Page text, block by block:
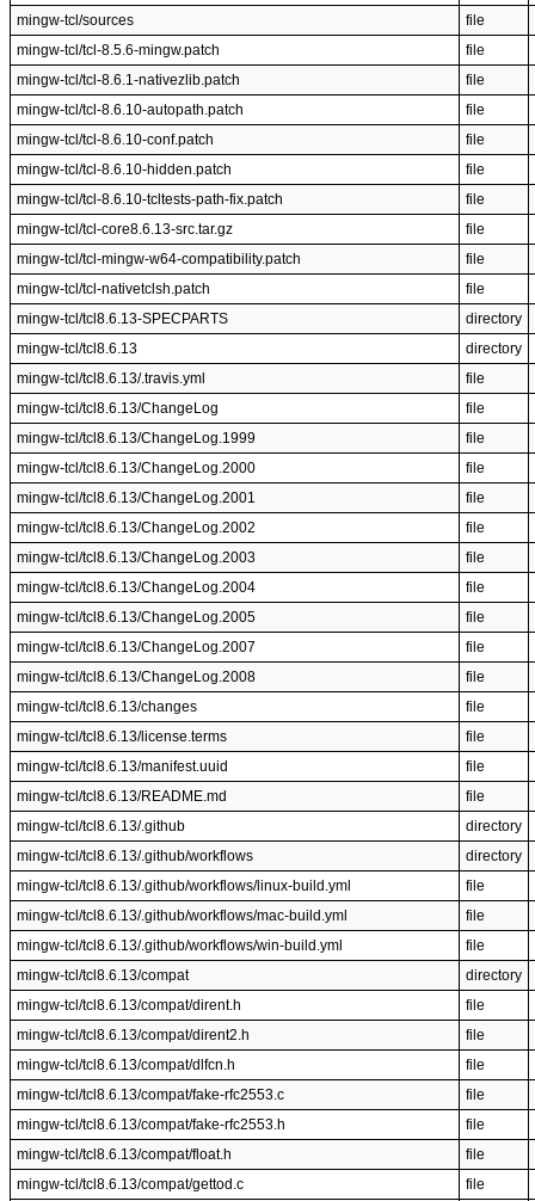
mingw-tcl/sources
file
mingw-tcl/tcl-8.5.6-mingw.patch
file
mingw-tcl/tcl-8.6.1-nativezlib.patch
file
mingw-tcl/tcl-8.6.10-autopath.patch
file
mingw-tcl/tcl-8.6.10-conf.patch
file
mingw-tcl/tcl-8.6.10-hidden.patch
file
mingw-tcl/tcl-8.6.10-tcltests-path-fix.patch
file
mingw-tcl/tcl-core8.6.13-src.tar.gz
file
mingw-tcl/tcl-mingw-w64-compatibility.patch
file
mingw-tcl/tcl-nativetclsh.patch
file
mingw-tcl/tcl8.6.13-SPECPARTS
directory
mingw-tcl/tcl8.6.13
directory
mingw-tcl/tcl8.6.13/.travis.yml
file
mingw-tcl/tcl8.6.13/ChangeLog
file
mingw-tcl/tcl8.6.13/ChangeLog.1999
file
mingw-tcl/tcl8.6.13/ChangeLog.2000
file
mingw-tcl/tcl8.6.13/ChangeLog.2001
file
mingw-tcl/tcl8.6.13/ChangeLog.2002
file
mingw-tcl/tcl8.6.13/ChangeLog.2003
file
mingw-tcl/tcl8.6.13/ChangeLog.2004
file
mingw-tcl/tcl8.6.13/ChangeLog.2005
file
mingw-tcl/tcl8.6.13/ChangeLog.2007
file
mingw-tcl/tcl8.6.13/ChangeLog.2008
file
mingw-tcl/tcl8.6.13/changes
file
mingw-tcl/tcl8.6.13/license.terms
file
mingw-tcl/tcl8.6.13/manifest.uuid
file
mingw-tcl/tcl8.6.13/README.md
file
mingw-tcl/tcl8.6.13/.github
directory
mingw-tcl/tcl8.6.13/.github/workflows
directory
mingw-tcl/tcl8.6.13/.github/workflows/linux-build.yml
file
mingw-tcl/tcl8.6.13/.github/workflows/mac-build.yml
file
mingw-tcl/tcl8.6.13/.github/workflows/win-build.yml
file
mingw-tcl/tcl8.6.13/compat
directory
mingw-tcl/tcl8.6.13/compat/dirent.h
file
mingw-tcl/tcl8.6.13/compat/dirent2.h
file
mingw-tcl/tcl8.6.13/compat/dlfcn.h
file
mingw-tcl/tcl8.6.13/compat/fake-rfc2553.c
file
mingw-tcl/tcl8.6.13/compat/fake-rfc2553.h
file
mingw-tcl/tcl8.6.13/compat/float.h
file
mingw-tcl/tcl8.6.13/compat/gettod.c
file